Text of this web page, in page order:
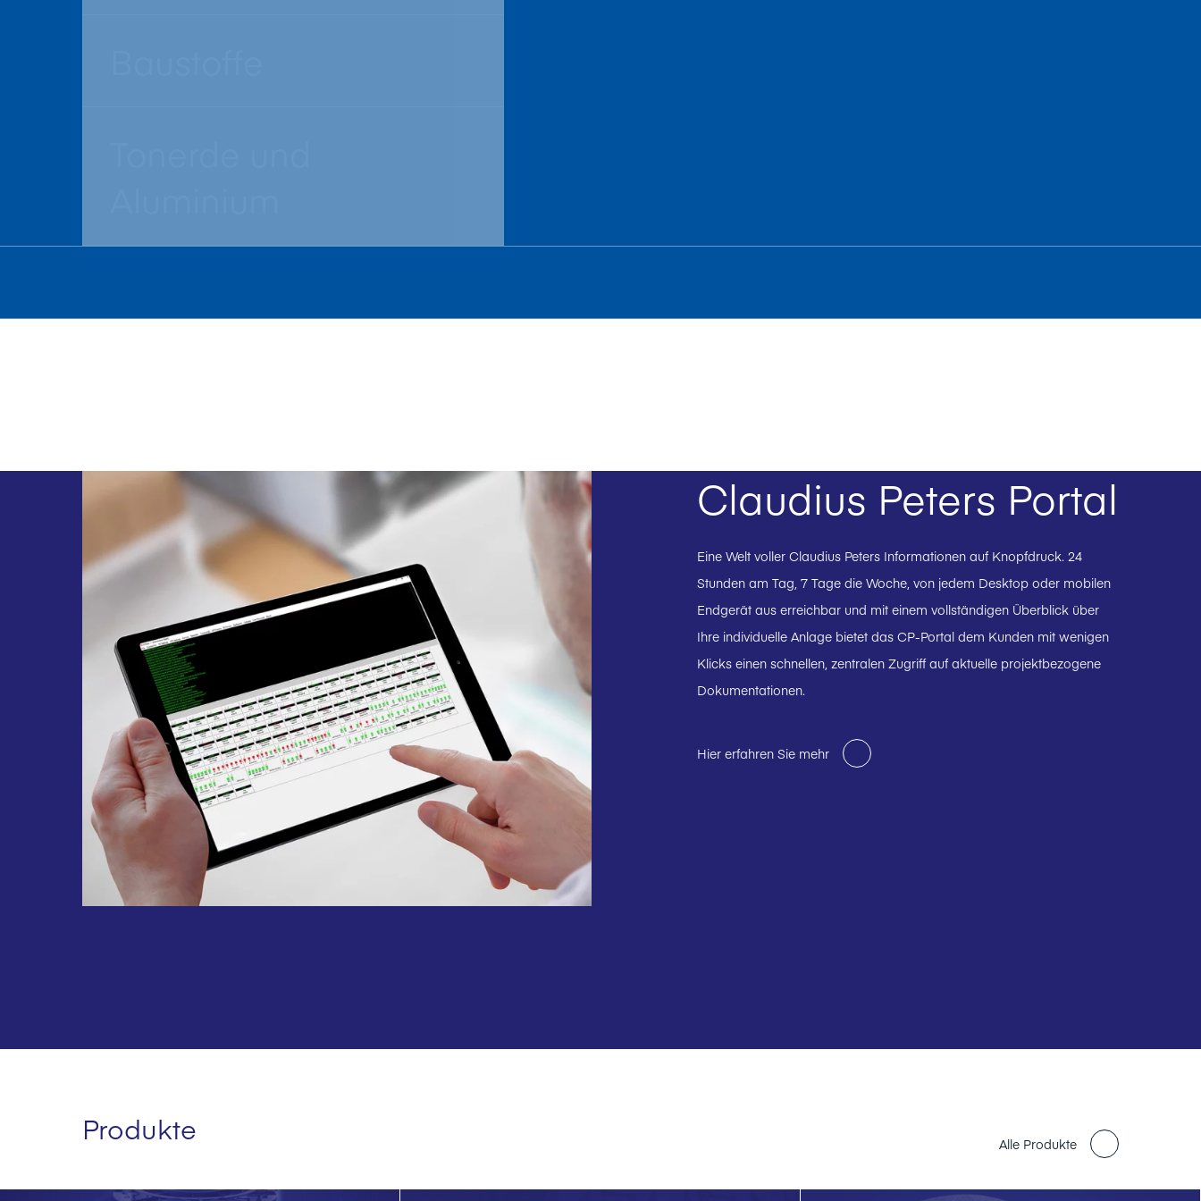
Claudius Peters Portal
Eine Welt voller Claudius Peters Informationen auf Knopfdruck. 24
Stunden am Tag, 7 Tage die Woche, von jedem Desktop oder mobilen
Endgerät aus erreichbar und mit einem vollständigen Überblick über
Ihre individuelle Anlage bietet das CP-Portal dem Kunden mit wenigen
Klicks einen schnellen, zentralen Zugriff auf aktuelle projektbezogene
Dokumentationen.
Hier erfahren Sie mehr
Produkte Alle Produkte